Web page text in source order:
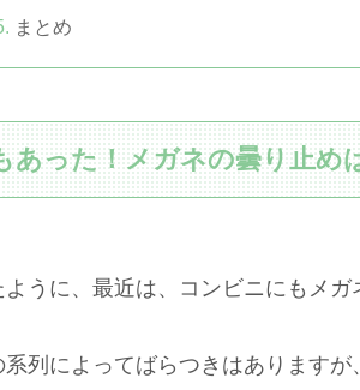
まとめ
あった！メガネの曇り止め
うに、最近は、コンビニにもメガ
列によってばらつきはありますが